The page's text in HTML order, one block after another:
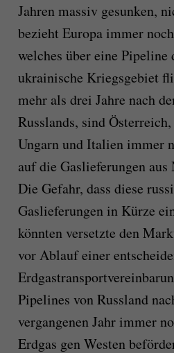
Jahren massiv gesunken,
bezieht Europa immer
welches über eine Pipeline
ukrainische Kriegsgebiet
mehr als drei Jahre nach
Russlands, sind
Ungarn und Italien immer
auf die Gaslieferungen aus
Die Gefahr, dass diese
Gaslieferungen in Kürze
könnten versetzte den
vor Ablauf einer
Pipelines von Russland
vergangenen Jahr immer
Erdgas gen Westen